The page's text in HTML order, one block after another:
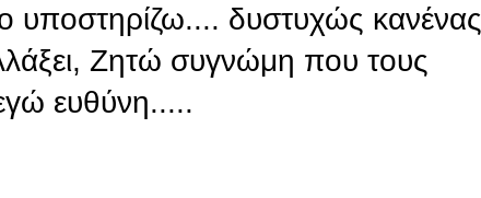
υποστηρίζω.... δυστυχώς κανένας
Ζητώ συγνώμη που τους
ευθύνη.....